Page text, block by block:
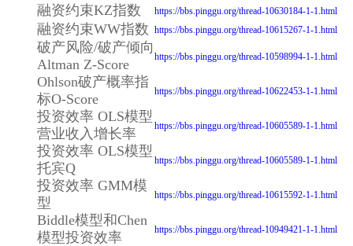
融资约束KZ指数 https://bbs.pinggu.org/thread-10630184-1-1.html
融资约束WW指数 https://bbs.pinggu.org/thread-10615267-1-1.html
破产风险/破产倾向
Altman Z-Score
https://bbs.pinggu.org/thread-10598994-1-1.html
Ohlson破产概率指
标O-Score
https://bbs.pinggu.org/thread-10622453-1-1.html
投资效率 OLS模型
营业收入增长率
https://bbs.pinggu.org/thread-10605589-1-1.html
投资效率 OLS模型
托宾Q
https://bbs.pinggu.org/thread-10605589-1-1.html
投资效率 GMM模
型
https://bbs.pinggu.org/thread-10615592-1-1.html
Biddle模型和Chen
模型投资效率
https://bbs.pinggu.org/thread-10949421-1-1.html